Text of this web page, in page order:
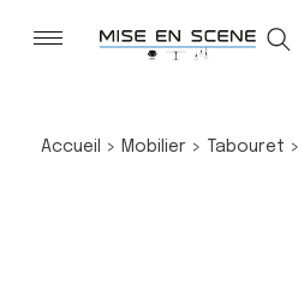
Accueil > Mobilier> Tabouret >